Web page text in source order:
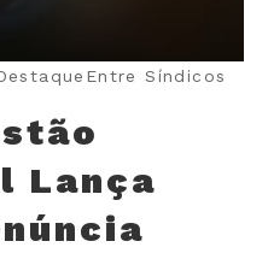
Entre Síndicos
Lança